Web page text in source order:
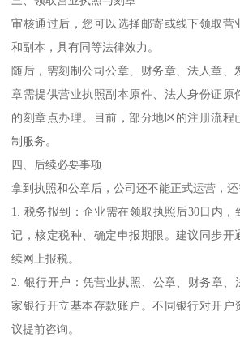
审核通过后，您可以选择邮寄或线下领取营
和副本，具有同等法律效力。
随后，需刻制公司公章、财务章、法人章、
章需提供营业执照副本原件、法人身份证原
的刻章点办理。目前，部分地区的注册流程
制服务。
四、后续必要事项
拿到执照和公章后，公司还不能正式运营，还
1. 税务报到：企业需在领取执照后30日内，
记，核定税种、确定申报期限。建议同步开
续网上报税。
2. 银行开户：凭营业执照、公章、财务章、
家银行开立基本存款账户。不同银行对开户
议提前咨询。